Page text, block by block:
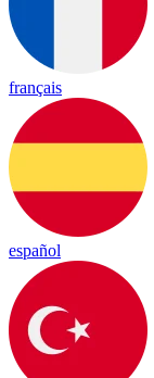
français
español